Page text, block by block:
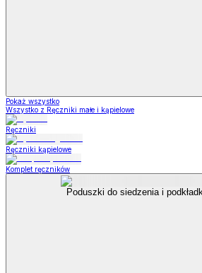
Pokaż wszystko
Wszystko z Ręczniki małe i kąpielowe
Ręczniki
Ręczniki kąpielowe
Komplet ręczników
Poduszki do siedzenia i